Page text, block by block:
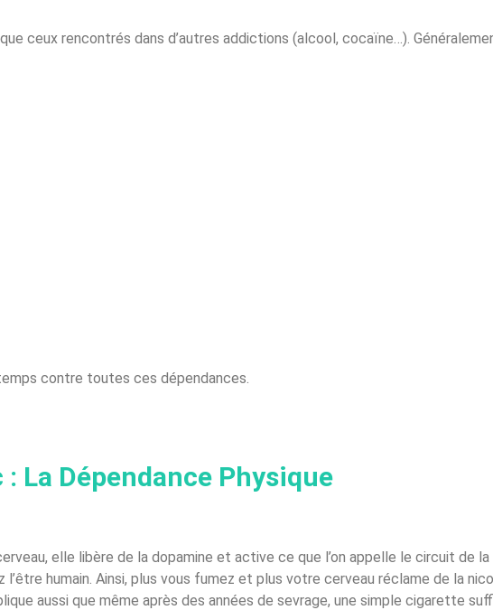
ceux rencontrés dans d’autres addictions (alcool, cocaïne…).
contre toutes ces dépendances.
La Dépendance Physique
elle libère de la dopamine et active ce que l’on appelle le circuit de la
humain. Ainsi, plus vous fumez et plus votre cerveau réclame de la
aussi que même après des années de sevrage, une simple cigarette